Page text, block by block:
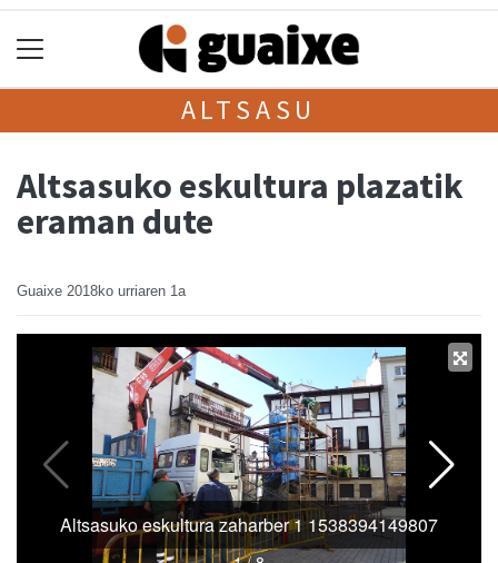
ALTSASU
Altsasuko eskultura plazatik
eraman dute
Guaixe 2018ko urriaren 1a